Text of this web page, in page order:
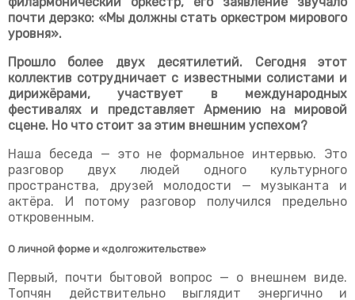
почти дерзко: «Мы должны стать оркестром мирового
уровня».
Прошло более двух десятилетий. Сегодня этот
коллектив сотрудничает с известными солистами и
дирижёрами, участвует в международных
фестивалях и представляет Армению на мировой
сцене. Но что стоит за этим внешним успехом?
Наша беседа — это не формальное интервью. Это
разговор двух людей одного культурного
пространства, друзей молодости — музыканта и
актёра. И потому разговор получился предельно
откровенным.
О личной форме и «долгожительстве»
Первый, почти бытовой вопрос — о внешнем виде.
Топчян действительно выглядит энергично и